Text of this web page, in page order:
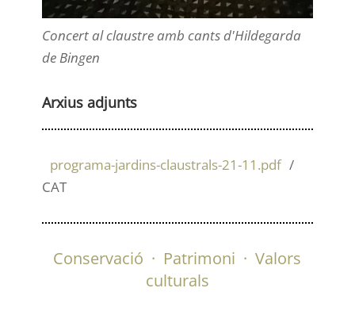
Concert al claustre amb cants d'Hildegarda
de Bingen
Arxius adjunts
programa-jardins-claustrals-21-11.pdf
CAT
Conservació · Patrimoni · Valors
culturals